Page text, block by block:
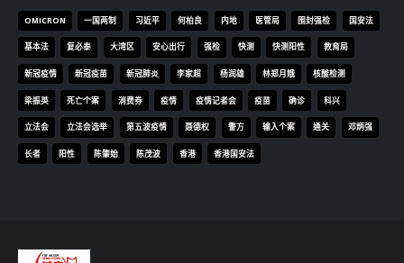
OMICRON 一国两制 习近平 何柏良 内地 医管局 围封强检 国安法
基本法 复必泰 大湾区 安心出行 强检 快测 快测阳性 教育局
新冠疫情 新冠疫苗 新冠肺炎 李家超 杨润雄 林郑月娥 核酸检测
梁振英 死亡个案 消费券 疫情 疫情记者会 疫苗 确诊 科兴
立法会 立法会选举 第五波疫情 聂德权 警方 输入个案 通关 邓炳强
长者 阳性 陈肇始 陈茂波 香港 香港国安法